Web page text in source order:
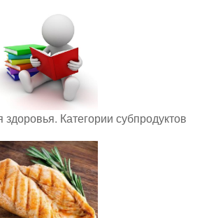
Категории субпродуктов